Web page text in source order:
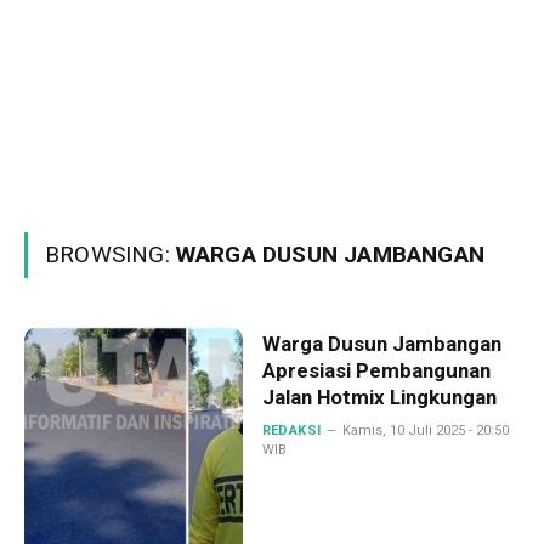
BROWSING: WARGA DUSUN JAMBANGAN
Warga Dusun Jambangan
Apresiasi Pembangunan
Jalan Hotmix Lingkungan
REDAKSI
Kamis, 10 Juli 2025 - 20:50
WIB